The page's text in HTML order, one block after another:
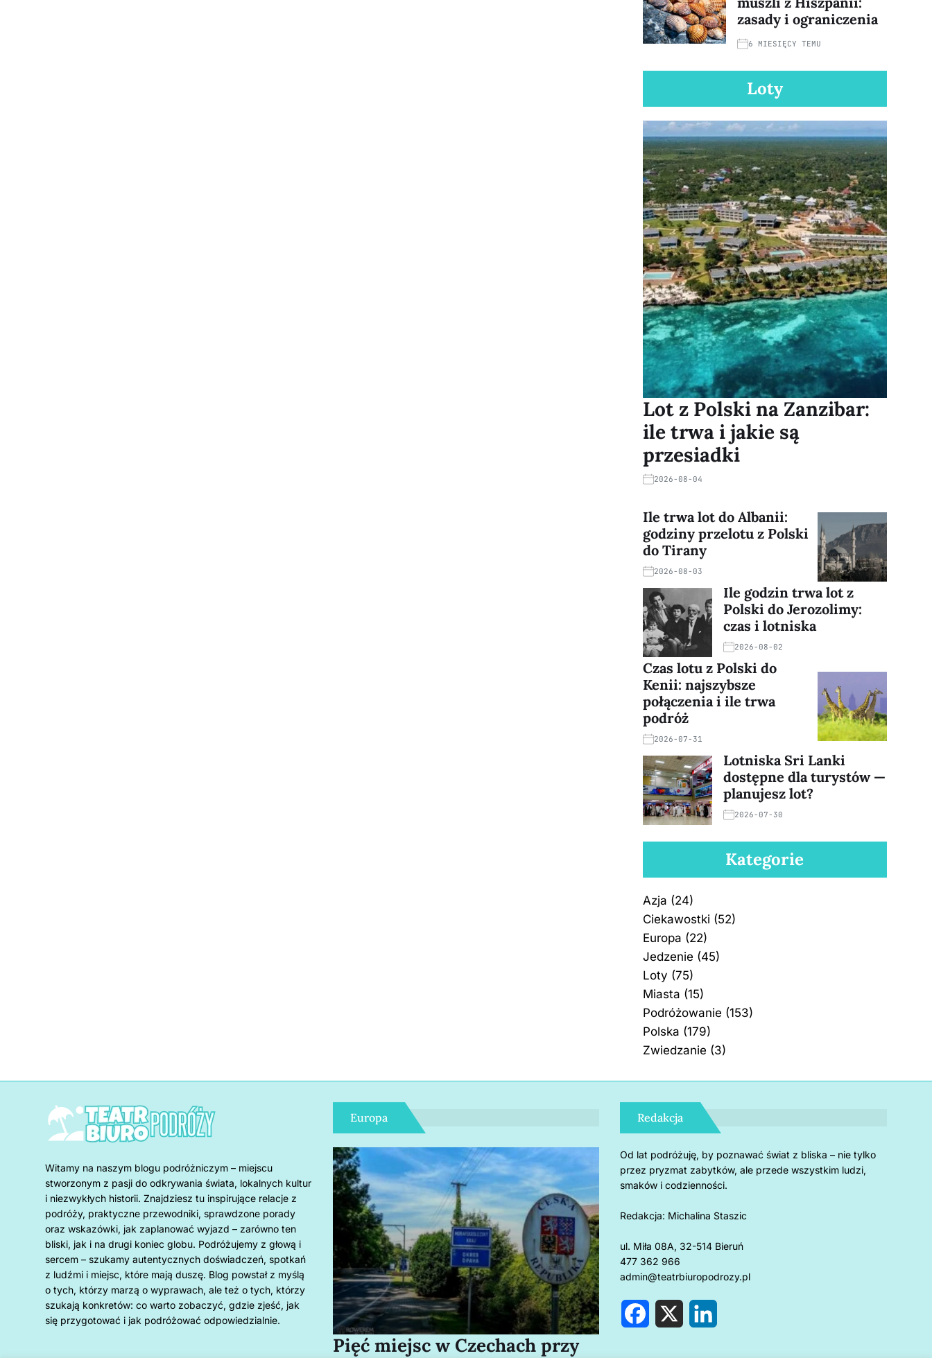
zasady i ograniczenia
6 MIESIĘCY TEMU
Loty
Lot z Polski na Zanzibar:
ile trwa i jakie są
przesiadki
2026-08-04
Ile trwa lot do Albanii:
godziny przelotu z Polski
do Tirany
2026-08-03
Ile godzin trwa lot z
Polski do Jerozolimy:
czas i lotniska
2026-08-02
Czas lotu z Polski do
Kenii: najszybsze
połączenia i ile trwa
podróż
2026-07-31
Lotniska Sri Lanki
dostępne dla turystów —
planujesz lot?
2026-07-30
Kategorie
Azja (24)
Ciekawostki (52)
Europa (22)
Jedzenie (45)
Loty (75)
Miasta (15)
Podróżowanie (153)
Polska (179)
Zwiedzanie (3)
Witamy na naszym blogu podróżniczym – miejscu
stworzonym z pasji do odkrywania świata, lokalnych kultur
i niezwykłych historii. Znajdziesz tu inspirujące relacje z
podróży, praktyczne przewodniki, sprawdzone porady
oraz wskazówki, jak zaplanować wyjazd – zarówno ten
bliski, jak i na drugi koniec globu. Podróżujemy z głową i
sercem – szukamy autentycznych doświadczeń, spotkań
z ludźmi i miejsc, które mają duszę. Blog powstał z myślą
o tych, którzy marzą o wyprawach, ale też o tych, którzy
szukają konkretów: co warto zobaczyć, gdzie zjeść, jak
się przygotować i jak podróżować odpowiedzialnie.
Europa
Pięć miejsc w Czechach przy
Redakcja
Od lat podróżuję, by poznawać świat z bliska – nie tylko
przez pryzmat zabytków, ale przede wszystkim ludzi,
smaków i codzienności.
Redakcja: Michalina Staszic
ul. Miła 08A, 32-514 Bieruń
477 362 966
admin@teatrbiuropodrozy.pl
X